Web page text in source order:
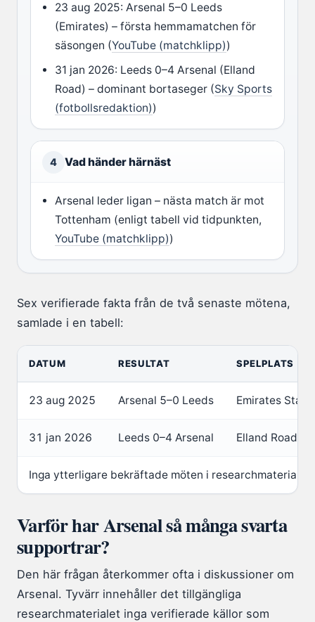
23 aug 2025: Arsenal 5–0 Leeds
(Emirates) – första hemmamatchen för
säsongen (YouTube (matchklipp))
31 jan 2026: Leeds 0–4 Arsenal (Elland
Road) – dominant bortaseger (Sky Sports
(fotbollsredaktion))
4 Vad händer härnäst
Arsenal leder ligan – nästa match är mot
Tottenham (enligt tabell vid tidpunkten,
YouTube (matchklipp))
Sex verifierade fakta från de två senaste mötena,
samlade i en tabell:
DATUM RESULTAT SPELPLATS
23 aug 2025 Arsenal 5–0 Leeds Emirates
31 jan 2026 Leeds 0–4 Arsenal Elland Road
Inga ytterligare bekräftade möten i researchmaterialet.
Varför har Arsenal så många svarta
supportrar?
Den här frågan återkommer ofta i diskussioner om
Arsenal. Tyvärr innehåller det tillgängliga
researchmaterialet inga verifierade källor som